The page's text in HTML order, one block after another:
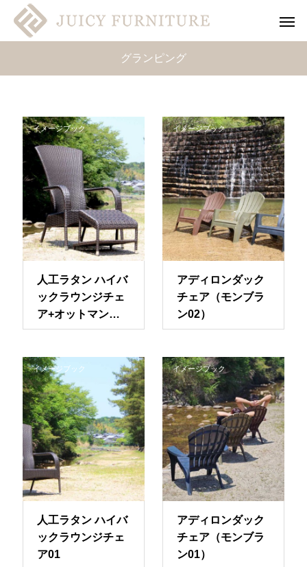
グランピング
イメージブック
人工ラタン ハイバ
ックラウンジチェ
ア+オットマンセ
ット01
イメージブック
アディロンダック
チェア（モンブラ
ン02）
イメージブック
人工ラタン ハイバ
ックラウンジチェ
ア01
イメージブック
アディロンダック
チェア（モンブラ
ン01）